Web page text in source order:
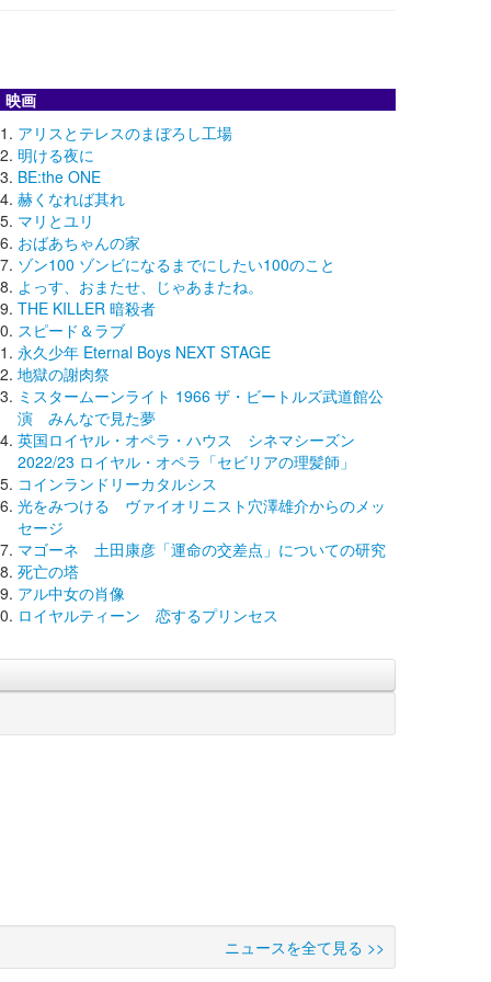
映画
アリスとテレスのまぼろし工場
明ける夜に
BE:the ONE
赫くなれば其れ
マリとユリ
おばあちゃんの家
ゾン100 ゾンビになるまでにしたい100のこと
よっす、おまたせ、じゃあまたね。
THE KILLER 暗殺者
スピード＆ラブ
永久少年 Eternal Boys NEXT STAGE
地獄の謝肉祭
ミスタームーンライト 1966 ザ・ビートルズ武道館公
演 みんなで見た夢
英国ロイヤル・オペラ・ハウス シネマシーズン
2022/23 ロイヤル・オペラ「セビリアの理髪師」
コインランドリーカタルシス
光をみつける ヴァイオリニスト穴澤雄介からのメッ
セージ
マゴーネ 土田康彦「運命の交差点」についての研究
死亡の塔
アル中女の肖像
ロイヤルティーン 恋するプリンセス
ニュースを全て見る >>